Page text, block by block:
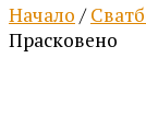
Начало /
Прасковено